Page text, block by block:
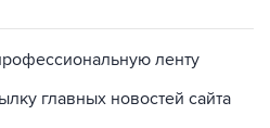
ленту
главных новостей сайта